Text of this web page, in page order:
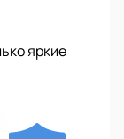
в составе
яркие